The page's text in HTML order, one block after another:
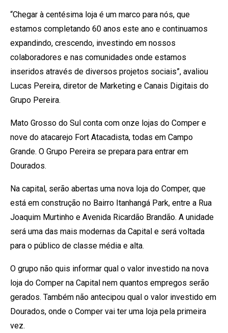
“Chegar à centésima loja é um marco para nós, que
estamos completando 60 anos este ano e continuamos
expandindo, crescendo, investindo em nossos
colaboradores e nas comunidades onde estamos
inseridos através de diversos projetos sociais”, avaliou
Lucas Pereira, diretor de Marketing e Canais Digitais do
Grupo Pereira.
Mato Grosso do Sul conta com onze lojas do Comper e
nove do atacarejo Fort Atacadista, todas em Campo
Grande. O Grupo Pereira se prepara para entrar em
Dourados.
Na capital, serão abertas uma nova loja do Comper, que
está em construção no Bairro Itanhangá Park, entre a Rua
Joaquim Murtinho e Avenida Ricardão Brandão. A unidade
será uma das mais modernas da Capital e será voltada
para o público de classe média e alta.
O grupo não quis informar qual o valor investido na nova
loja do Comper na Capital nem quantos empregos serão
gerados. Também não antecipou qual o valor investido em
Dourados, onde o Comper vai ter uma loja pela primeira
vez.